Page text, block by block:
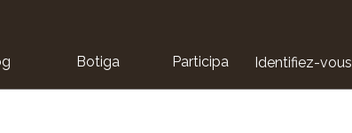
Botiga Participa Identifiez-vous